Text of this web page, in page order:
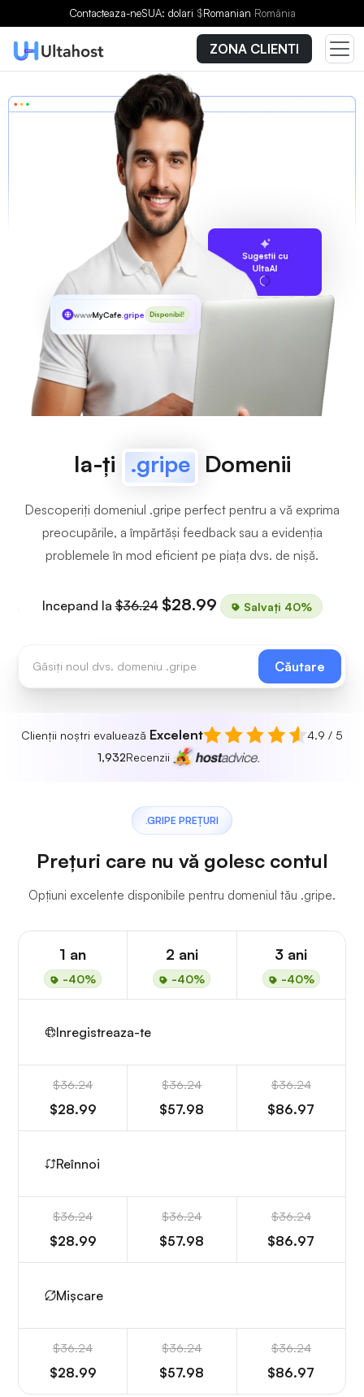
Contacteaza-neSUA: dolari $Romanian România
ZONA CLIENTI
Sugestii cu
UltaAI
wwwMyCafe.gripe Disponibil!
Ia-ți .gripe Domenii
Descoperiți domeniul .gripe perfect pentru a vă exprima
preocupările, a împărtăși feedback sau a evidenția
problemele în mod eficient pe piața dvs. de nișă.
Incepand la$36.24 $28.99 Salvați 40%
Căutare
Clienții noștri evaluează Excelent
4.9 / 5
1,932Recenzii
.GRIPE PREȚURI
Prețuri care nu vă golesc contul
Opțiuni excelente disponibile pentru domeniul tău .gripe.
1 an
-40%
2 ani
-40%
3 ani
-40%
Inregistreaza-te
$36.24
$28.99
$36.24
$57.98
$36.24
$86.97
Reînnoi
$36.24
$28.99
$36.24
$57.98
$36.24
$86.97
Mișcare
$36.24
$28.99
$36.24
$57.98
$36.24
$86.97